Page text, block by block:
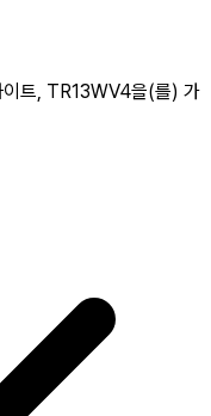
이트, TR13WV4을(를) 가